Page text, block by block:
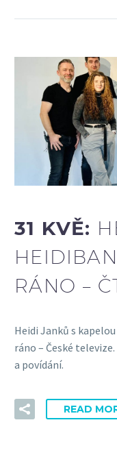
31 KVĚ:
RÁNO –
Heidi Janků s
ráno – České
a povídání.
READ